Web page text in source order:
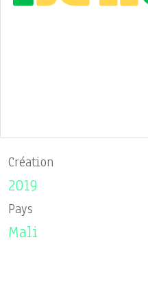
Création
2019
Pays
Mali